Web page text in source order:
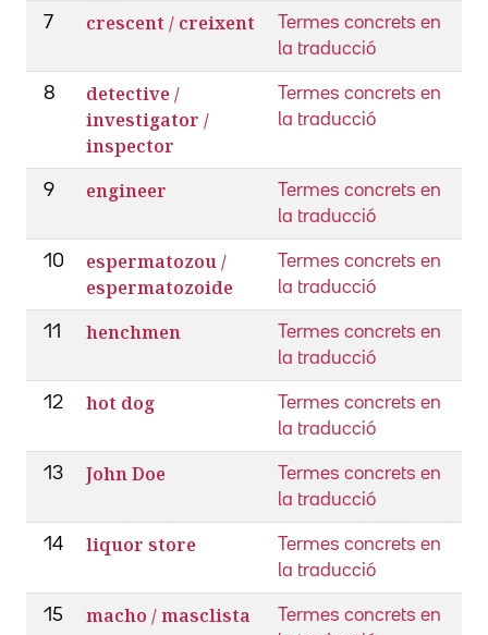
7 crescent / creixent
Termes concrets en
la traducció
8
detective /
investigator /
inspector
Termes concrets en
la traducció
9 engineer
Termes concrets en
la traducció
10
espermatozou /
espermatozoide
Termes concrets en
la traducció
11 henchmen
Termes concrets en
la traducció
12 hot dog
Termes concrets en
la traducció
13 John Doe
Termes concrets en
la traducció
14 liquor store
Termes concrets en
la traducció
15 macho / masclista
Termes concrets en